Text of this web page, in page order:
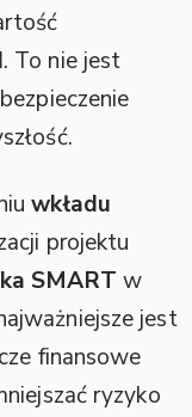
. To nie jest
wkładu
projektu
SMART w
jest
finansowe
ryzyko